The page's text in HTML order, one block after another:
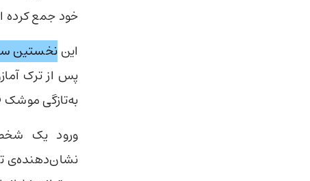
خود جمع
ایننخستین
پس از ترک
به‌تازگی موشک
ورود یک
نشان‌دهنده‌ی